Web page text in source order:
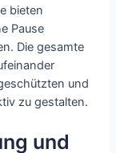
bieten
Pause
Die gesamte
und
zu gestalten.
und